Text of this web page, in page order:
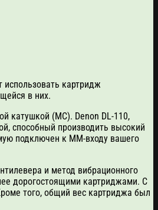
картридж
в них.
катушкой (MC). Denon DL-110,
способный производить высокий
подключен к MM-входу вашего
и метод вибрационного
дорогостоящими картриджами. С
того, общий вес картриджа был